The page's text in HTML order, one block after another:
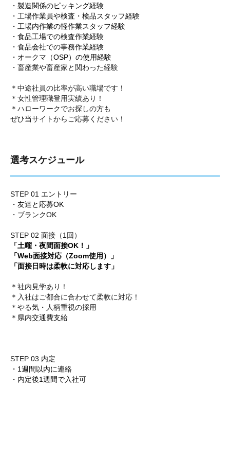
・製造関係のピッキング経験
・工場作業員や検査・検品スタッフ経験
・工場内作業の軽作業スタッフ経験
・食品工場での検査作業経験
・食品会社での事務作業経験
・オークマ（OSP）の使用経験
・畜産業や畜産家と関わった経験
＊中途社員の比率が高い職場です！
＊女性管理職登用実績あり！
＊ハローワークでお探しの方も
ぜひ当サイトからご応募ください！
選考スケジュール
STEP 01 エントリー
・友達と応募OK
・ブランクOK
STEP 02 面接（1回）
「土曜・夜間面接OK！」
「Web面接対応（Zoom使用）」
「面接日時は柔軟に対応します」
＊社内見学あり！
＊入社はご都合に合わせて柔軟に対応！
＊やる気・人柄重視の採用
＊ 県内交通費支給
STEP 03 内定
・1週間以内に連絡
・内定後1週間で入社可